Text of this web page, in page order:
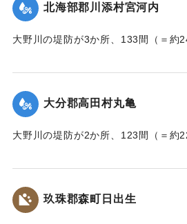
｜固有コード: 002680204
北海部郡川添村宮河内
大野川の堤防が3か所、133間（＝約
｜固有コード: 002680205
大分郡高田村丸亀
大野川の堤防が2か所、123間（＝約
｜固有コード: 002680206
玖珠郡森町日出生